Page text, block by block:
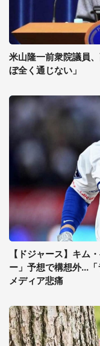
米山隆一前衆院議員
ぼ全く通じない」
【ドジャース】キム
ー」予想で構想外...
メディア悲痛